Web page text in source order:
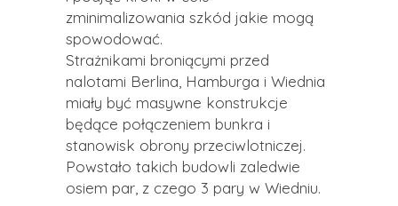
zminimalizowania szkód jakie mogą
spowodować.
Strażnikami broniącymi przed
nalotami Berlina, Hamburga i Wiednia
miały być masywne konstrukcje
będące połączeniem bunkra i
stanowisk obrony przeciwlotniczej.
Powstało takich budowli zaledwie
osiem par, z czego 3 pary w Wiedniu.